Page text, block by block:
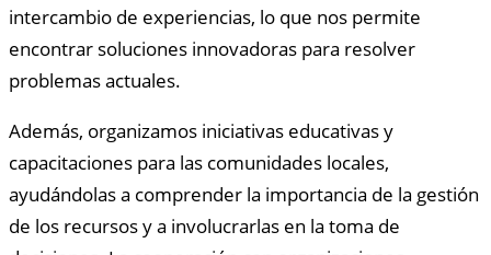
intercambio de experiencias, lo que nos permite
encontrar soluciones innovadoras para resolver
problemas actuales.
Además, organizamos iniciativas educativas y
capacitaciones para las comunidades locales,
ayudándolas a comprender la importancia de la gestión
de los recursos y a involucrarlas en la toma de